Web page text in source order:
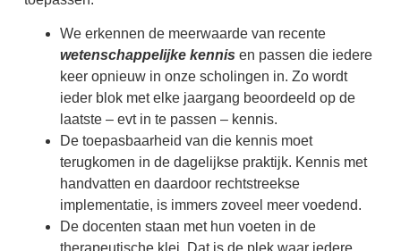
We erkennen de meerwaarde van recente
wetenschappelijke kennis en passen die iedere
keer opnieuw in onze scholingen in. Zo wordt
ieder blok met elke jaargang beoordeeld op de
laatste – evt in te passen – kennis.
De toepasbaarheid van die kennis moet
terugkomen in de dagelijkse praktijk. Kennis met
handvatten en daardoor rechtstreekse
implementatie, is immers zoveel meer voedend.
De docenten staan met hun voeten in de